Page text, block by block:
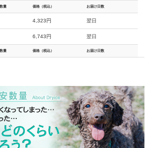
量 価格（税込） お届け日数
4,323円 翌日
6,743円 翌日
量 価格（税込） お届け日数